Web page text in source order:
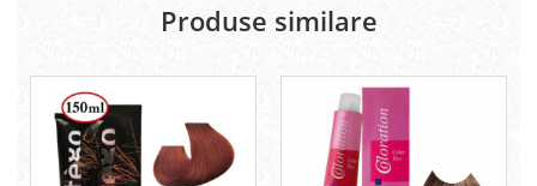
Produse similare